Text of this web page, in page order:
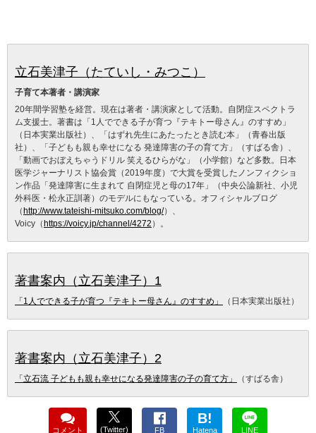
立石美津子（たていし・みつこ）
子育て本著者・講演家
20年間学習塾を経営。現在は著者・講演家として活動。自閉症スペクトラ
ム支援士。著書は「1人でできる子が育つ『テキトー母さん』のすすめ」
（日本実業出版社）、「はずれ先生にあたったとき読む本」（青春出版
社）、「子どもも親も幸せになる 発達障害の子の育て方」（すばる舎）、
「動画でおぼえちゃうドリル 笑えるひらがな」（小学館）など多数。日本
医学ジャーナリスト協会賞（2019年度）で大賞を受賞したノンフィクショ
ン作品「発達障害に生まれて 自閉症児と母の17年」（中央公論新社、小児
外科医・松永正訓著）のモデルにもなっている。オフィシャルブログ
（ http://www.tateishi-mitsuko.com/blog/）、
Voicy（ https://voicy.jp/channel/4272 ）。
著書案内（立石美津子）1
「1人でできる子が育つ『テキトー母さん』のすすめ」 （日本実業出版社）
著書案内（立石美津子）2
「立石流 子どもも親も幸せになる発達障害の子の育て方」 （すばる舎）
コメント (Twitter) FB
B!
Hatena LINE